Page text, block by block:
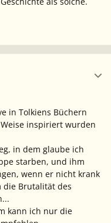
in Tolkiens Büchern
inspiriert wurden
in dem glaube ich
starben, und ihm
wenn er nicht krank
die Brutalität des
kann ich nur die